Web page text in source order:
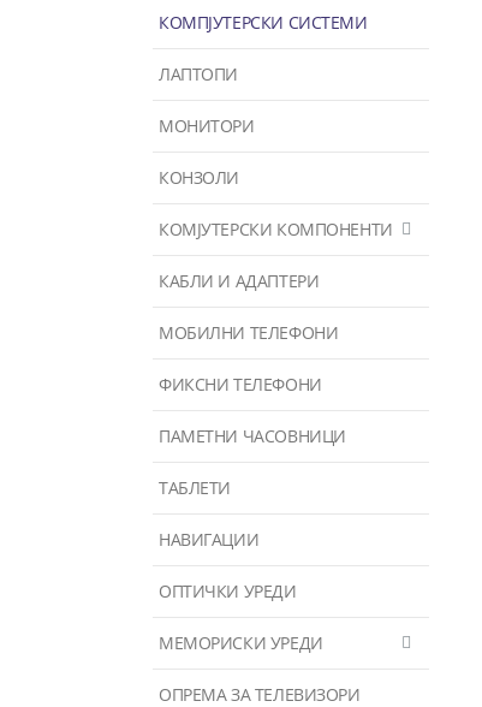
КОМПЈУТЕРСКИ СИСТЕМИ
ЛАПТОПИ
МОНИТОРИ
КОНЗОЛИ
КОМЈУТЕРСКИ КОМПОНЕНТИ
КАБЛИ И АДАПТЕРИ
МОБИЛНИ ТЕЛЕФОНИ
ФИКСНИ ТЕЛЕФОНИ
ПАМЕТНИ ЧАСОВНИЦИ
ТАБЛЕТИ
НАВИГАЦИИ
ОПТИЧКИ УРЕДИ
МЕМОРИСКИ УРЕДИ
ОПРЕМА ЗА ТЕЛЕВИЗОРИ